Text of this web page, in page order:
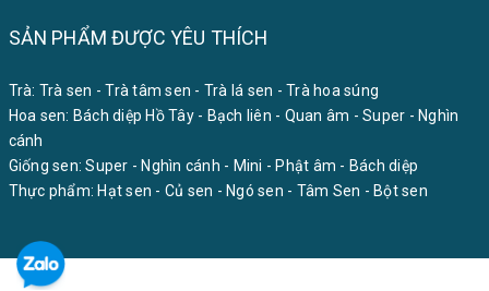
SẢN PHẨM ĐƯỢC YÊU THÍCH
Trà: Trà sen - Trà tâm sen - Trà lá sen - Trà hoa súng
Hoa sen: Bách diệp Hồ Tây- Bạch liên - Quan âm - Super - Nghìn
cánh
Giống sen: Super - Nghìn cánh - Mini - Phật âm - Bách diệp
Thực phẩm: Hạt sen - Củ sen - Ngó sen - Tâm Sen - Bột sen